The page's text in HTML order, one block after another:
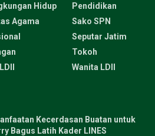
Hidup
Agama
Pendidikan
Sako SPN
Seputar Jatim
Tokoh
Wanita LDII
Kecerdasan Buatan untuk
Bagus Latih Kader LINES